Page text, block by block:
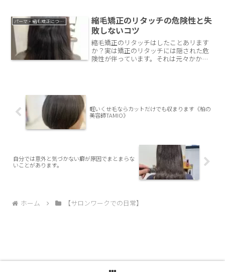
ぼかしの要素で白髪を目立ちづらくして
いきます。
パーマ・縮毛矯正について
縮毛矯正のリタッチの危険性と失
敗しないコツ
縮毛矯正のリタッチはしたことあリます
か？実は矯正のリタッチには隠された危
険性が伴っています。それは元々かかっ
しまうケースもあります。ではいかに傷
ませないようにリタッチしていくのか？
軽いくせ毛ならカットだけでも収まります《柏の
美容師TAMIO》
自分では意外と気づかない癖が原因でまとまらな
いことがあります。
ホーム 【サロンワークでの日常】